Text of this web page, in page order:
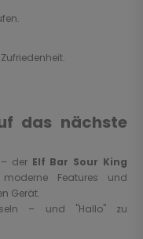
das nächste
der Elf Bar Sour King
Features und
Gerät.
– und "Hallo" zu